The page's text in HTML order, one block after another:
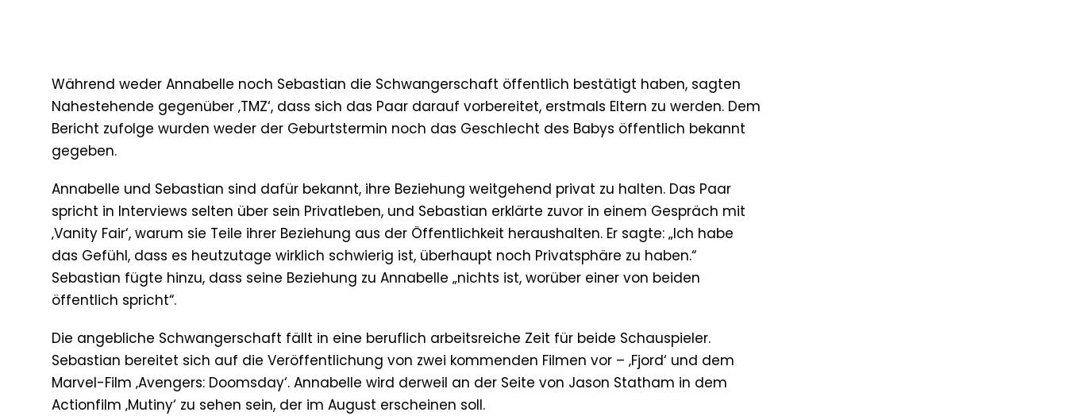
Während weder Annabelle noch Sebastian die Schwangerschaft öffentlich bestätigt haben, sagten
Nahestehende gegenüber ‚TMZ‘, dass sich das Paar darauf vorbereitet, erstmals Eltern zu werden. Dem
Bericht zufolge wurden weder der Geburtstermin noch das Geschlecht des Babys öffentlich bekannt
gegeben.
Annabelle und Sebastian sind dafür bekannt, ihre Beziehung weitgehend privat zu halten. Das Paar
spricht in Interviews selten über sein Privatleben, und Sebastian erklärte zuvor in einem Gespräch mit
‚Vanity Fair‘, warum sie Teile ihrer Beziehung aus der Öffentlichkeit heraushalten. Er sagte: „Ich habe
das Gefühl, dass es heutzutage wirklich schwierig ist, überhaupt noch Privatsphäre zu haben.“
Sebastian fügte hinzu, dass seine Beziehung zu Annabelle „nichts ist, worüber einer von beiden
öffentlich spricht“.
Die angebliche Schwangerschaft fällt in eine beruflich arbeitsreiche Zeit für beide Schauspieler.
Sebastian bereitet sich auf die Veröffentlichung von zwei kommenden Filmen vor – ‚Fjord‘ und dem
Marvel-Film ‚Avengers: Doomsday‘. Annabelle wird derweil an der Seite von Jason Statham in dem
Actionfilm ‚Mutiny‘ zu sehen sein, der im August erscheinen soll.